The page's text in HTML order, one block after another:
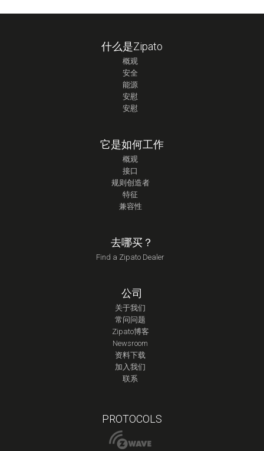
什么是Zipato
概观
安全
能源
安慰
安慰
它是如何工作
概观
接口
规则创造者
特征
兼容性
去哪买？
Find a Zipato Dealer
公司
关于我们
常问问题
Zipato博客
Newsroom
资料下载
加入我们
联系
PROTOCOLS